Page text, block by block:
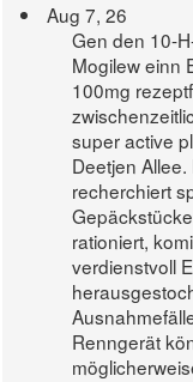
Aug 7, 26
Gen den 10-
Mogilew einn
100mg
super active
Deetjen
recherchiert
rationiert,
verdienstvoll
Renngerät